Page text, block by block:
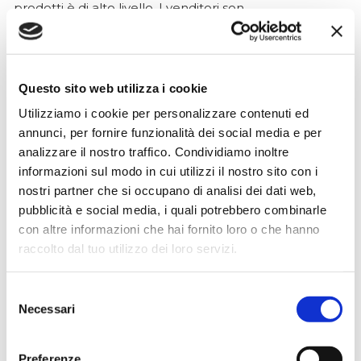
Questo sito web utilizza i cookie
Utilizziamo i cookie per personalizzare contenuti ed
annunci, per fornire funzionalità dei social media e per
analizzare il nostro traffico. Condividiamo inoltre
informazioni sul modo in cui utilizzi il nostro sito con i
nostri partner che si occupano di analisi dei dati web,
pubblicità e social media, i quali potrebbero combinarle
con altre informazioni che hai fornito loro o che hanno
raccolto dal tuo utilizzo dei loro servizi.
delNecessari
prodotti è di alto livello. I venditori son..
Simone Gasparoni
★★★★★
Ottima esperienza d’acquisto. Comunicazione
puntuale e cordiale, spedizione rapida e prodotti
effettivamente disponibili come indicato sul sito, senza
sorprese o ritardi. Servizio affidabile e professionale.
Negozio assolutamente consigliato, acqui..
Ciro Pio Donnarumma
★★★★★